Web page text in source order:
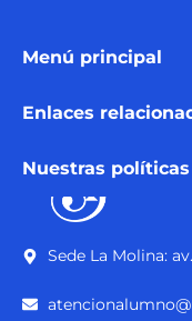
Menú principal
Enlaces
Nuestras políticas
Sede La Molina: